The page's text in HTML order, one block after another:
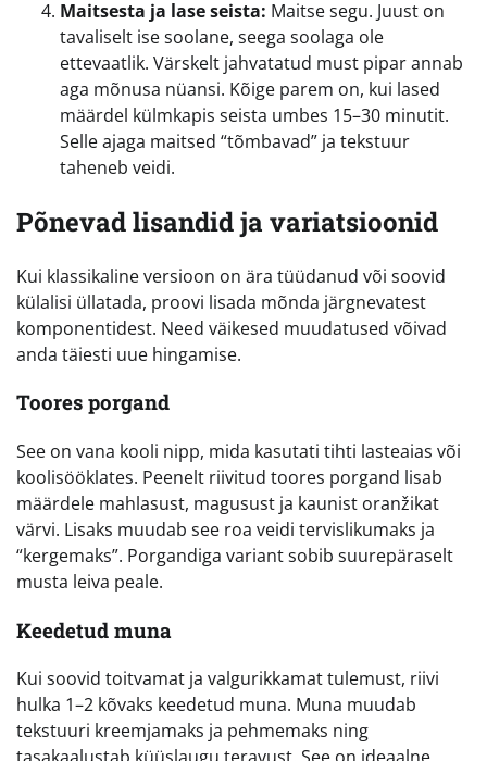
Maitsesta ja lase seista: Maitse segu. Juust on
tavaliselt ise soolane, seega soolaga ole
ettevaatlik. Värskelt jahvatatud must pipar annab
aga mõnusa nüansi. Kõige parem on, kui lased
määrdel külmkapis seista umbes 15–30 minutit.
Selle ajaga maitsed “tõmbavad” ja tekstuur
taheneb veidi.
Põnevad lisandid ja variatsioonid
Kui klassikaline versioon on ära tüüdanud või soovid
külalisi üllatada, proovi lisada mõnda järgnevatest
komponentidest. Need väikesed muudatused võivad
anda täiesti uue hingamise.
Toores porgand
See on vana kooli nipp, mida kasutati tihti lasteaias või
koolisööklates. Peenelt riivitud toores porgand lisab
määrdele mahlasust, magusust ja kaunist oranžikat
värvi. Lisaks muudab see roa veidi tervislikumaks ja
“kergemaks”. Porgandiga variant sobib suurepäraselt
musta leiva peale.
Keedetud muna
Kui soovid toitvamat ja valgurikkamat tulemust, riivi
hulka 1–2 kõvaks keedetud muna. Muna muudab
tekstuuri kreemjamaks ja pehmemaks ning